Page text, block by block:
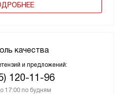
качества
и предложений:
120-11-96
17:00 по будням